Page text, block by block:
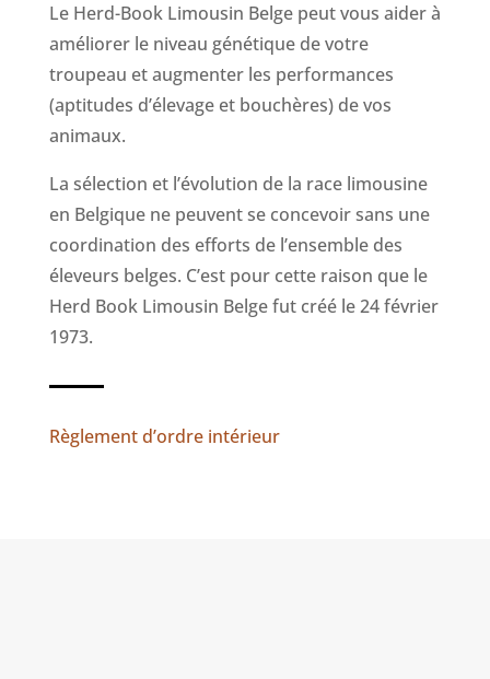
Le Herd-Book Limousin Belge peut vous aider à
améliorer le niveau génétique de votre
troupeau et augmenter les performances
(aptitudes d’élevage et bouchères) de vos
animaux.
La sélection et l’évolution de la race limousine
en Belgique ne peuvent se concevoir sans une
coordination des efforts de l’ensemble des
éleveurs belges. C’est pour cette raison que le
Herd Book Limousin Belge fut créé le 24 février
1973.
Règlement d’ordre intérieur